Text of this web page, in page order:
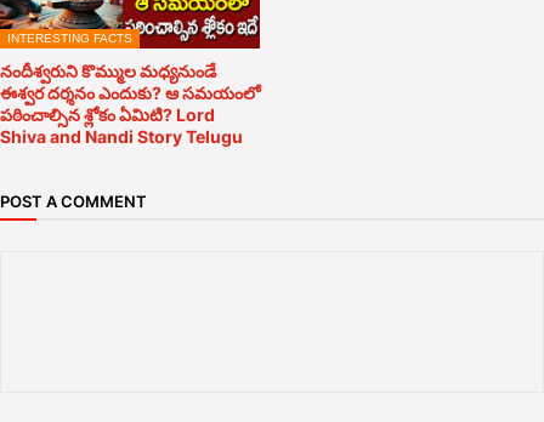
INTERESTING FACTS
నందీశ్వరుని కొమ్ముల మధ్యనుండే
ఈశ్వర దర్శనం ఎందుకు? ఆ సమయంలో
పఠించాల్సిన శ్లోకం ఏమిటి? Lord
Shiva and Nandi Story Telugu
POST A COMMENT